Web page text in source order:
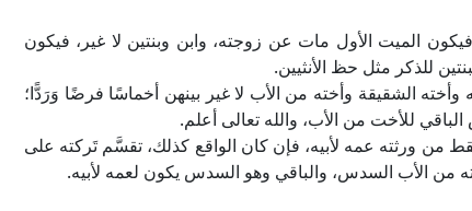
الميت الأول مات عن زوجته، وابن وبنتين لا غير، فيكون
للذكر مثل حظ الأنثيين.
وأخته الشقيقة وأخته من الأب لا غير بينهن أخماسًا فرضًا وَرَدًّا؛
للأخت من الأب، والله تعالى أعلم.
من ورثته عمه لأبيه، فإن كان الواقع كذلك، تقسَّم تَركته على
من الأب السدس، والباقي وهو السدس يكون لعمه لأبيه.